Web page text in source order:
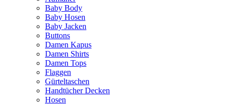
Baby Body
Baby Hosen
Baby Jacken
Buttons
Damen Kapus
Damen Shirts
Damen Tops
Flaggen
Gürteltaschen
Handtücher Decken
Hosen